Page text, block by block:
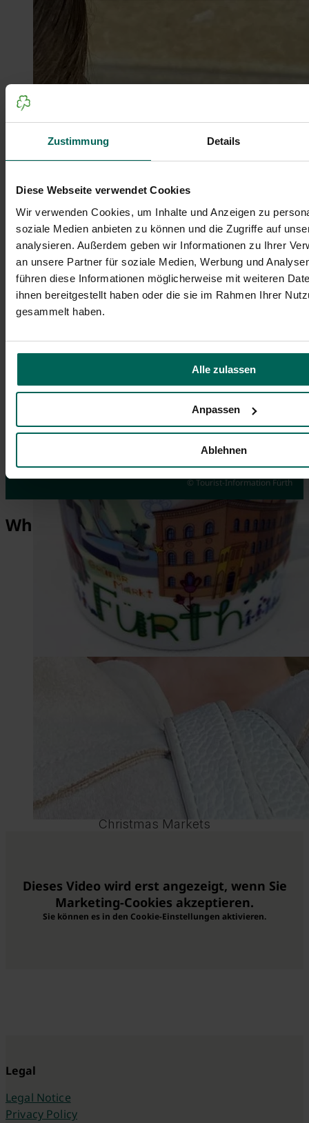
Zustimmung Details
Diese Webseite verwendet Cookies
Wir verwenden Cookies, um Inhalte und Anzeigen zu
soziale Medien anbieten zu können und die Zugriffe auf
analysieren. Außerdem geben wir Informationen zu Ihrer
an unsere Partner für soziale Medien, Werbung und
führen diese Informationen möglicherweise mit weiteren
ihnen bereitgestellt haben oder die sie im Rahmen Ihrer
gesammelt haben.
Alle zulassen
Anpassen
Ablehnen
Events
© Hans-Joachim Winckler
Guided City Tour via App
© Tim Händel
Souvenirs
© Tourist-Information Fürth
What makes Fürth so special?
1,018
Years of History
2,000
1,500,000
Michaelis-Fair visitors
Christmas Markets
Dieses Video wird erst angezeigt, wenn Sie
Marketing-Cookies akzeptieren.
Sie können es in den Cookie-Einstellungen aktivieren.
Legal
Legal Notice
Privacy Policy